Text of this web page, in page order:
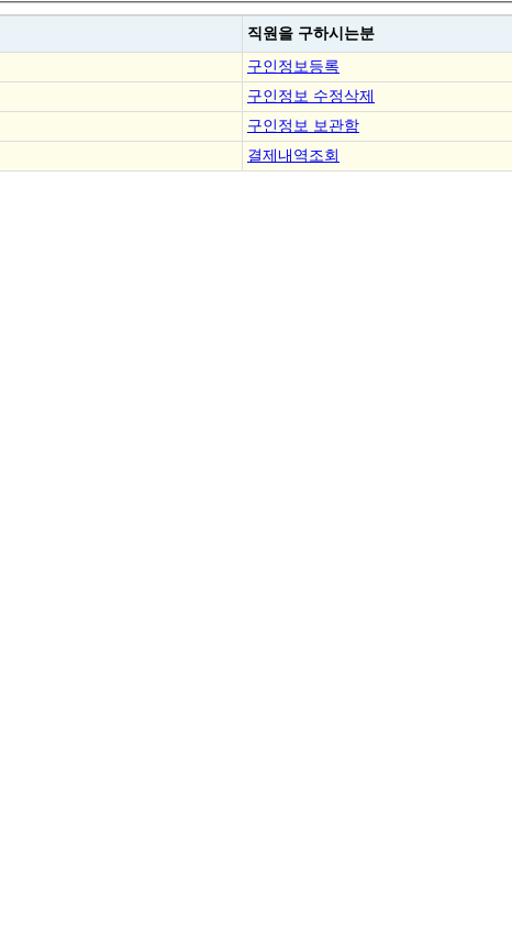
직원을 구하시는분
구인정보등록
구인정보 수정삭제
구인정보 보관함
결제내역조회